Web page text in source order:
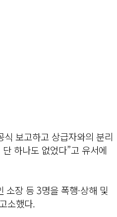
보고하고 상급자와의 분리
하나도 없었다”고 유서에
장 등 3명을 폭행·상해 및
소했다.